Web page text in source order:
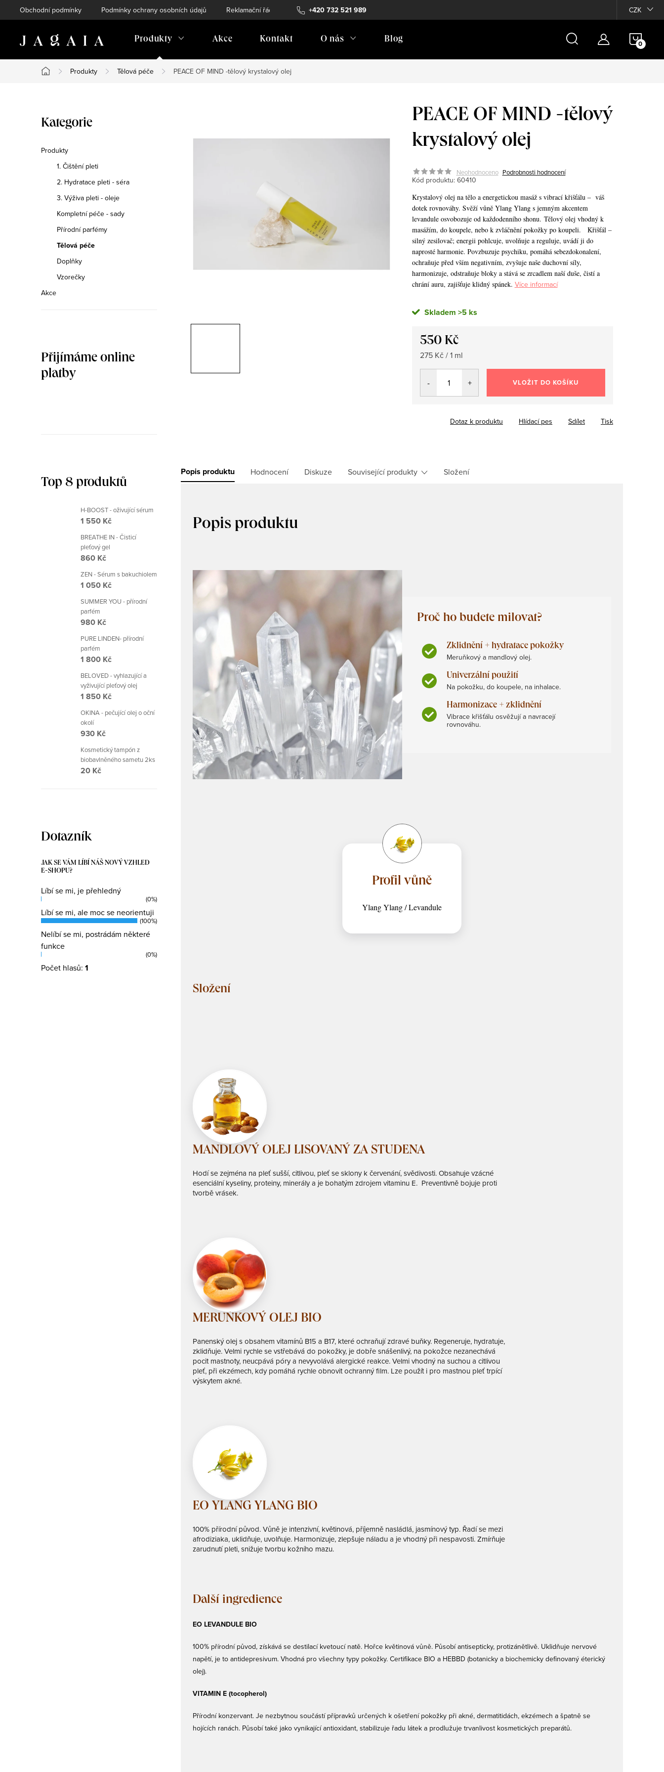
na
+420 732 521 989
Obchodní podmínky Podmínky ochrany osobních údajů Reklamační řád Vrácení zboží Doprava CZK
Produkty Akce Kontakt O nás Blog
Domů
Produkty Tělová péče PEACE OF MIND -tělový krystalový olej
o
s
l
Přeskočit
Kategorie
Produkty
1. Čištění pleti
2. Hydratace pleti - séra
3. Výživa pleti - oleje
Kompletní péče - sady
Přírodní parfémy
Tělová péče
Doplňky
Vzorečky
Akce
Přijímáme online
platby
Top 8 produktů
H-BOOST - oživující sérum
1 550 Kč
BREATHE IN - Čisticí
pleťový gel
860 Kč
ZEN - Sérum s bakuchiolem
1 050 Kč
SUMMER YOU - přírodní
parfém
980 Kč
PURE LINDEN- přírodní
parfém
1 800 Kč
BELOVED - vyhlazující a
vyživující pleťový olej
1 850 Kč
OKINA - pečující olej o oční
okolí
930 Kč
Kosmetický tampón z
biobavlněného sametu 2ks
20 Kč
Dotazník
JAK SE VÁM LÍBÍ NÁŠ NOVÝ VZHLED
E-SHOPU?
Líbí se mi, je přehledný
(0%)
Líbí se mi, ale moc se neorientuji
(100%)
Nelíbí se mi, postrádám některé
funkce
(0%)
Počet hlasů: 1
PEACE OF MIND -tělový
krystalový olej
Neohodnoceno Podrobnosti hodnocení
Kód produktu: 60410
Krystalový olej na tělo a energetickou masáž s vibrací křišťálu – váš
dotek rovnováhy. Svěží vůně Ylang Ylang s jemným akcentem
levandule osvobozuje od každodenního shonu. Tělový olej vhodný k
masážím, do koupele, nebo k zvláčnění pokožky po koupeli.
Křišťál –
silný zesilovač; energii pohlcuje, uvolňuje a reguluje, uvádí ji do
naprosté harmonie. Povzbuzuje psychiku, pomáhá sebezdokonalení,
ochraňuje před vším negativním, zvyšuje naše duchovní síly,
harmonizuje, odstraňuje bloky a stává se zrcadlem naší duše, čistí a
chrání auru, zajišťuje klidný spánek. Více informací
Skladem >5 ks
550 Kč
Měrná
cena:
275 Kč / 1 ml
VLOŽIT DO KOŠÍKU
Tisk
Dotaz k produktu Hlídací pes Sdílet
Popis produktu Hodnocení Diskuze Související produkty Složení
Popis produktu
Proč ho budete milovat?
Zklidnění + hydratace pokožky
Meruňkový a mandlový olej.
Univerzální použití
Na pokožku, do koupele, na inhalace.
Harmonizace + zklidnění
Vibrace křišťálu osvěžují a navracejí
rovnováhu.
Profil vůně
Ylang Ylang / Levandule
Složení
MANDLOVÝ OLEJ LISOVANÝ ZA STUDENA
Hodí se zejména na pleť sušší, citlivou, pleť se sklony k červenání, svědivosti. Obsahuje vzácné
esenciální kyseliny, proteiny, minerály a je bohatým zdrojem vitaminu E. Preventivně bojuje proti
tvorbě vrásek.
MERUŇKOVÝ OLEJ BIO
Panenský olej s obsahem vitamínů B15 a B17, které ochraňují zdravé buňky. Regeneruje, hydratuje,
zklidňuje. Velmi rychle se vstřebává do pokožky, je dobře snášenlivý, na pokožce nezanechává
pocit mastnoty, neucpává póry a nevyvolává alergické reakce. Velmi vhodný na suchou a citlivou
pleť, při ekzémech, kdy pomáhá rychle obnovit ochranný film. Lze použít i pro mastnou pleť trpící
výskytem akné.
EO YLANG YLANG BIO
100% přírodní původ. Vůně je intenzivní, květinová, příjemně nasládlá, jasmínový typ. Řadí se mezi
afrodiziaka, uklidňuje, uvolňuje. Harmonizuje, zlepšuje náladu a je vhodný při nespavosti. Zmírňuje
zarudnutí pleti, snižuje tvorbu kožního mazu.
Další ingredience
EO LEVANDULE BIO
100% přírodní původ, získává se destilací kvetoucí natě. Hořce květinová vůně. Působí antisepticky, protizánětlivě. Uklidňuje nervové
napětí, je to antidepresivum. Vhodná pro všechny typy pokožky. Certifikace BIO a HEBBD (botanicky a biochemicky definovaný éterický
olej).
VITAMIN E (tocopherol)
Přírodní konzervant. Je nezbytnou součástí přípravků určených k ošetření pokožky při akné, dermatitidách, ekzémech a špatně se
hojících ranách. Působí také jako vynikající antioxidant, stabilizuje řadu látek a prodlužuje trvanlivost kosmetických preparátů.